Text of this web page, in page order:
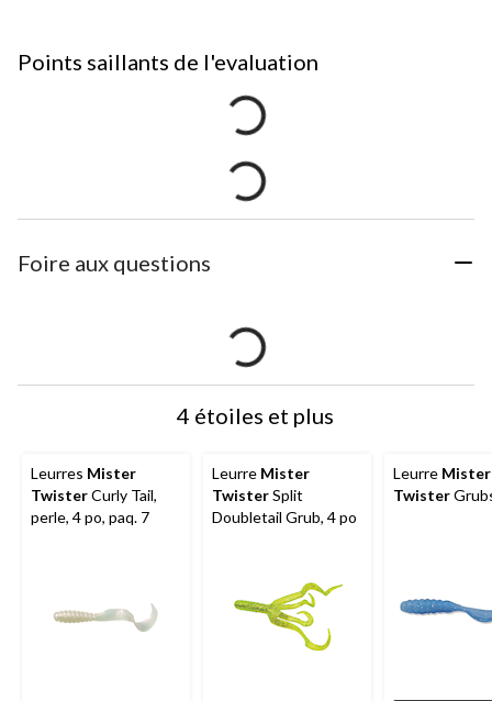
Points saillants de l'evaluation
Foire aux questions
4 étoiles et plus
Leurres Mister
TwisterCurly Tail,
perle, 4 po, paq. 7
Leurre Mister
TwisterSplit
Doubletail Grub, 4 po
Leurre Mister
Twister